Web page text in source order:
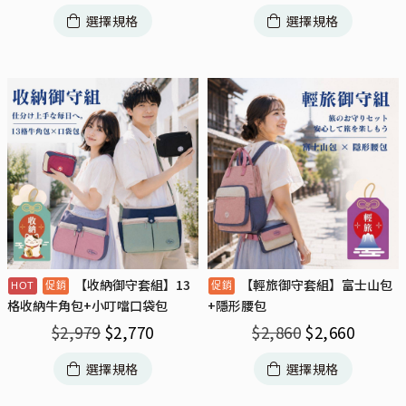
選擇規格 選擇規格
【收納御守套組】13
格收納牛角包+小叮噹口袋包
$2,979 $2,770
選擇規格
【輕旅御守套組】富士山包
+隱形腰包
$2,860 $2,660
選擇規格